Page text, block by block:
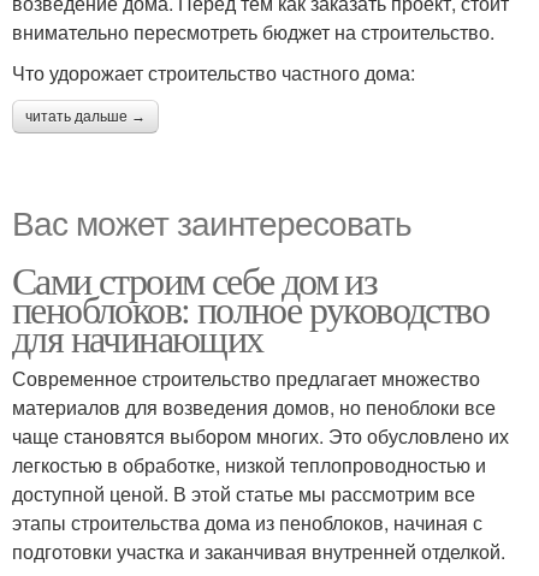
внимательно пересмотреть бюджет на строительство.
Что удорожает строительство частного дома:
читать дальше →
Вас может заинтересовать
Сами строим себе дом из
пеноблоков: полное руководство
для начинающих
Современное строительство предлагает множество
материалов для возведения домов, но пеноблоки все
чаще становятся выбором многих. Это обусловлено их
легкостью в обработке, низкой теплопроводностью и
доступной ценой. В этой статье мы рассмотрим все
этапы строительства дома из пеноблоков, начиная с
подготовки участка и заканчивая внутренней отделкой.